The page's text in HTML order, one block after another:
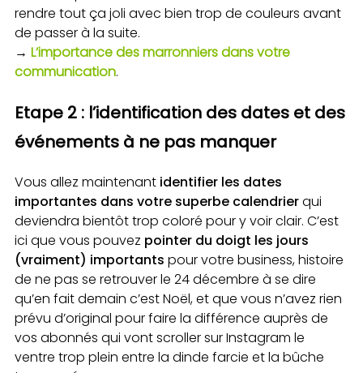
rendre tout ça joli avec bien trop de couleurs avant
de passer à la suite.
→ L’importance des marronniers dans votre
communication.
Etape 2 : l’identification des dates et des
événements à ne pas manquer
Vous allez maintenant identifier les dates
importantes dans votre superbe calendrierqui
deviendra bientôt trop coloré pour y voir clair. C’est
ici que vous pouvez pointer du doigt les jours
(vraiment) importants pour votre business, histoire
de ne pas se retrouver le 24 décembre à se dire
qu’en fait demain c’est Noël, et que vous n’avez rien
prévu d’original pour faire la différence auprès de
vos abonnés qui vont scroller sur Instagram le
ventre trop plein entre la dinde farcie et la bûche